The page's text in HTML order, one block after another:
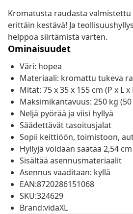
Kromatusta raudasta
erittäin kestävä! Ja
helppoa siirtämistä varten.
Ominaisuudet
Väri: hopea
Materiaali: kromattu tukeva
Mitat: 75 x 35 x 155 cm (P x L x
Maksimikantavuus: 250 kg
Neljä pyörää ja viisi hyllyä
Säädettävät tasoitusjalat
Sopii keittiöön, toimistoon,
Hyllyjä voidaan säätää 2,54
Sisältää asennusmateriaalit
Asennus vaaditaan: kyllä
EAN:8720286151068
SKU:324629
Brand:vidaXL